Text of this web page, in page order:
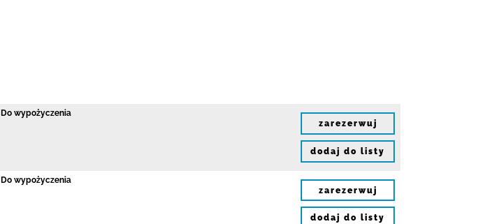
Do wypożyczenia
zarezerwuj
dodaj do listy
Do wypożyczenia
zarezerwuj
dodaj do listy